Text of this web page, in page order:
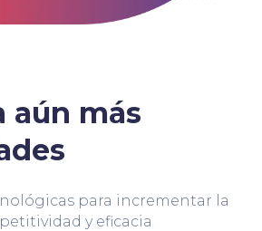
aún más
para incrementar la
y eficacia